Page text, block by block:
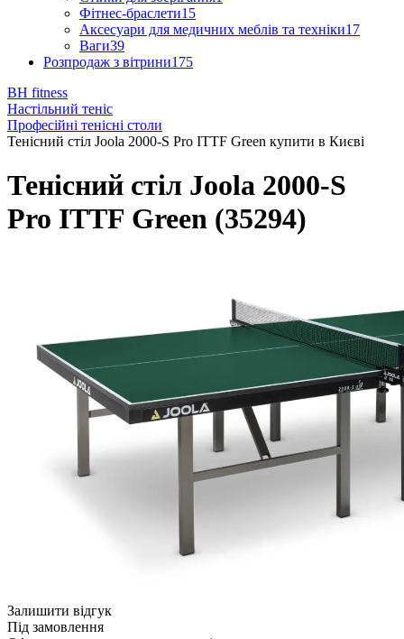
Фітнес-браслети15
Аксесуари для медичних меблів та техніки17
Ваги39
Розпродаж з вітрини175
BH fitness
Настільний теніс
Професійні тенісні столи
Тенісний стіл Joola 2000-S Pro ITTF Green купити в Києві
Тенісний стіл Joola 2000-S
Pro ITTF Green (35294)
Залишити відгук
Під замовлення